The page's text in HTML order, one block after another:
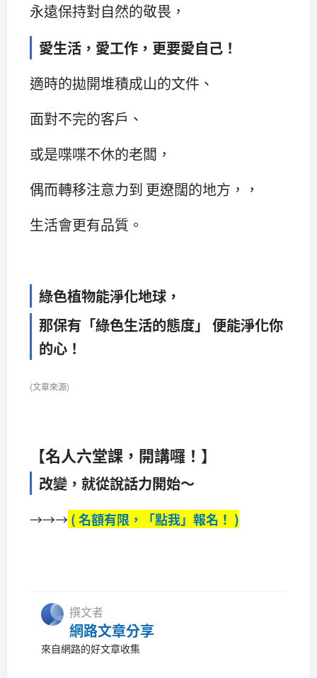
永遠保持對自然的敬畏，
愛生活，愛工作，更要愛自己！
適時的拋開堆積成山的文件、
面對不完的客戶、
或是喋喋不休的老闆，
偶而轉移注意力到 更遼闊的地方，，
生活會更有品質。
綠色植物能淨化地球，
那保有「綠色生活的態度」 便能淨化你
的心！
(文章來源)
【名人六堂課，開講囉！】
改變，就從說話力開始～
→→→( 名額有限，「點我」報名！ )
撰文者
網路文章分享
來自網路的好文章收集